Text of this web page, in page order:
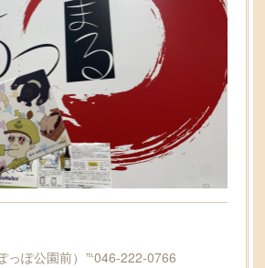
っぽ公園前）℡046-222-0766